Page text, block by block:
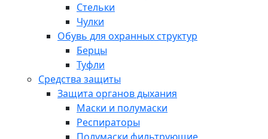
Стельки
Чулки
Обувь для охранных структур
Берцы
Туфли
Средства защиты
Защита органов дыхания
Маски и полумаски
Респираторы